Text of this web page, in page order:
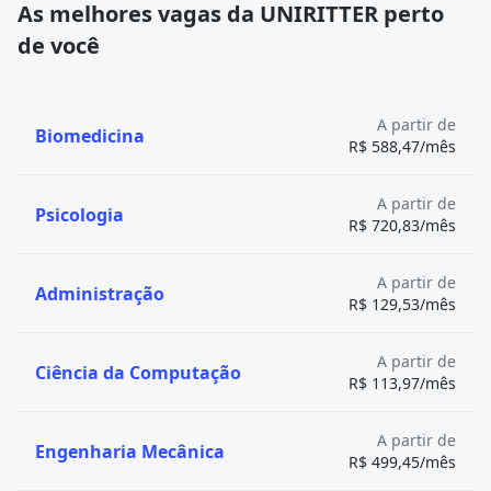
O bacharelado em Gastronomia é uma formação
superior com
profissional não apenas aplique a culinária, mas
também a promova como um fenômeno cultural,
Durante a graduação, o aluno estuda técnicas
gastronômicas nacionais e internacionais, confeitaria,
Além disso, há disciplinas voltadas para gestão de
antropologia da alimentação
comunicação e atémarketing
aplicado à área.
Confira as melhores faculdades de Gastronomia do
Brasil, segundo o Guia da Faculdade 2024, uma
As melhores vagas da UNIRITTER perto
de você
Biomedicina
A partir de
R$ 588,47/mês
Psicologia
A partir de
R$ 720,83/mês
Administração
A partir de
R$ 129,53/mês
Ciência da Computação
A partir de
R$ 113,97/mês
Engenharia Mecânica
A partir de
R$ 499,45/mês